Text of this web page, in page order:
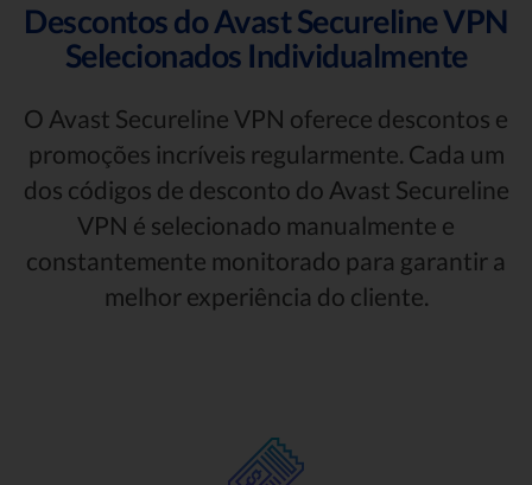
Descontos do Avast Secureline VPN
Selecionados Individualmente
O Avast Secureline VPN oferece descontos e
promoções incríveis regularmente. Cada um
dos códigos de desconto do Avast Secureline
VPN é selecionado manualmente e
constantemente monitorado para garantir a
melhor experiência do cliente.